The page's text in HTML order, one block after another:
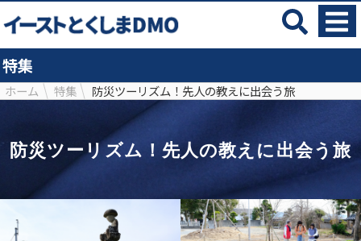
特集
ホーム 特集 防災ツーリズム！先人の教えに出会う旅
防災ツーリズム！先人の教えに出会う旅